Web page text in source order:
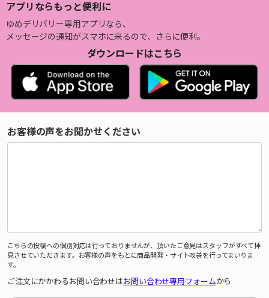
アプリならもっと便利に
ゆめデリバリー専用アプリなら、
メッセージの通知がスマホに来るので、さらに便利。
ダウンロードはこちら
お客様の声をお聞かせください
こちらの投稿への個別対応は行っておりませんが、頂いたご意見はスタッフがすべて拝
見させていただきます。お客様の声をもとに商品開発・サイト改善を行ってまいりま
す。
ご注文にかかわるお問い合わせはお問い合わせ専用フォームから